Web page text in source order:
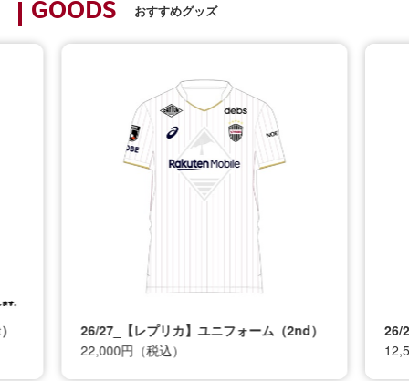
GOODS おすすめグッズ
26/27_【レプリカ】ユニフォーム（2nd）
22,000円（税込）
26/